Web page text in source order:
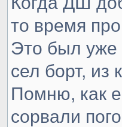
то время
Это был уже
сел борт, из
Помню, как
сорвали